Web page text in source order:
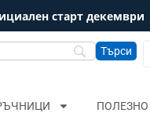
старт декември
ПОЛЕЗНО